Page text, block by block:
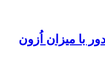
با میزان اُزون